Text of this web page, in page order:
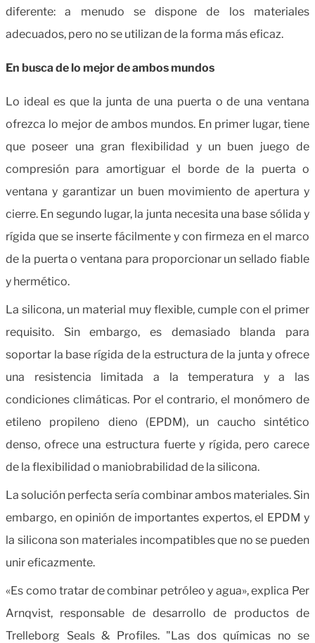
diferente: a menudo se dispone de los materiales
adecuados, pero no se utilizan de la forma más eficaz.
En busca de lo mejor de ambos mundos
Lo ideal es que la junta de una puerta o de una ventana
ofrezca lo mejor de ambos mundos. En primer lugar, tiene
que poseer una gran flexibilidad y un buen juego de
compresión para amortiguar el borde de la puerta o
ventana y garantizar un buen movimiento de apertura y
cierre. En segundo lugar, la junta necesita una base sólida y
rígida que se inserte fácilmente y con firmeza en el marco
de la puerta o ventana para proporcionar un sellado fiable
y hermético.
La silicona, un material muy flexible, cumple con el primer
requisito. Sin embargo, es demasiado blanda para
soportar la base rígida de la estructura de la junta y ofrece
una resistencia limitada a la temperatura y a las
condiciones climáticas. Por el contrario, el monómero de
etileno propileno dieno (EPDM), un caucho sintético
denso, ofrece una estructura fuerte y rígida, pero carece
de la flexibilidad o maniobrabilidad de la silicona.
La solución perfecta sería combinar ambos materiales. Sin
embargo, en opinión de importantes expertos, el EPDM y
la silicona son materiales incompatibles que no se pueden
unir eficazmente.
«Es como tratar de combinar petróleo y agua», explica Per
Arnqvist, responsable de desarrollo de productos de
Trelleborg Seals & Profiles. "Las dos químicas no se